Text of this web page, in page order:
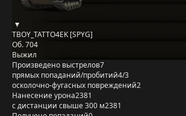
TBOY_TATTO4EK [SPYG]
Об. 704
Выжил
Произведено выстрелов7
прямых попаданий/пробитий4/3
осколочно-фугасных повреждений2
Нанесение урона2381
с дистанции свыше 300 м2381